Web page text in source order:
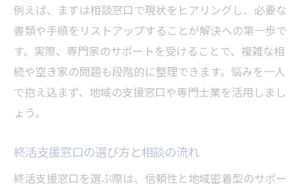
例えば、まずは相談窓口で現状をヒアリングし、必要な
書類や手順をリストアップすることが解決への第一歩で
す。実際、専門家のサポートを受けることで、複雑な相
続や空き家の問題も段階的に整理できます。悩みを一人
で抱え込まず、地域の支援窓口や専門士業を活用しまし
ょう。
終活支援窓口の選び方と相談の流れ
終活支援窓口を選ぶ際は、信頼性と地域密着型のサポー